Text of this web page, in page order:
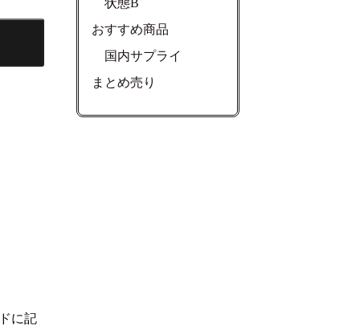
に記
おすすめ商品
国内サプライ
まとめ売り